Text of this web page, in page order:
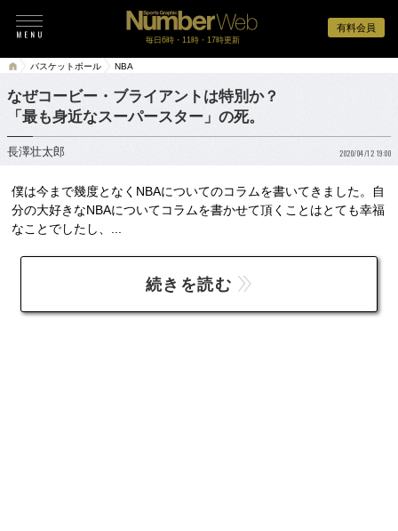
有料会員
毎日6時・11時・17時更新
バスケットボール NBA
なぜコービー・ブライアントは特別か？
「最も身近なスーパースター」の死。
長澤壮太郎 2020/04/12 19:00
僕は今まで幾度となくNBAについてのコラムを書いてきました。自
分の大好きなNBAについてコラムを書かせて頂くことはとても幸福
なことでしたし、...
続きを読む